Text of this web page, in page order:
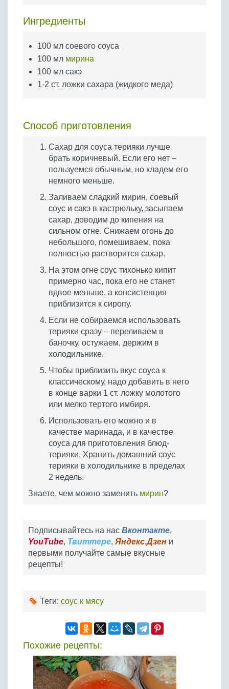
Яйца
Ингредиенты
100 мл соевого соуса
100 мл мирина
100 мл сакэ
1-2 ст. ложки сахара (жидкого меда)
Способ приготовления
Сахар для соуса терияки лучше
брать коричневый. Если его нет –
пользуемся обычным, но кладем его
немного меньше.
Заливаем сладкий мирин, соевый
соус и сакэ в кастрюльку, засыпаем
сахар, доводим до кипения на
сильном огне. Снижаем огонь до
небольшого, помешиваем, пока
полностью растворится сахар.
На этом огне соус тихонько кипит
примерно час, пока его не станет
вдвое меньше, а консистенция
приблизится к сиропу.
Если не собираемся использовать
терияки сразу – переливаем в
баночку, остужаем, держим в
холодильнике.
Чтобы приблизить вкус соуса к
классическому, надо добавить в него
в конце варки 1 ст. ложку молотого
или мелко тертого имбиря.
Использовать его можно и в
качестве маринада, и в качестве
соуса для приготовления блюд-
терияки. Хранить домашний соус
терияки в холодильнике в пределах
2 недель.
Знаете, чем можно заменить мирин?
Подписывайтесь на нас Вконтакте,
YouTube, Твиттере, Яндекс.Дзен и
первыми получайте самые вкусные
рецепты!
Теги: соус к мясу
Похожие рецепты: